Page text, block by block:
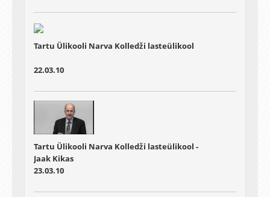
Tartu Ülikooli Narva Kolledži lasteülikool
22.03.10
Tartu Ülikooli Narva Kolledži lasteülikool -
Jaak Kikas
23.03.10